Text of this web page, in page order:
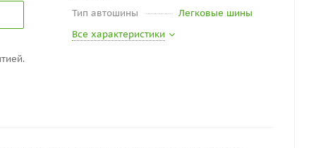
Тип автошины
Легковые шины
Все характеристики